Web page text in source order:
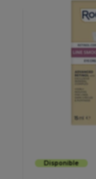
Disponible